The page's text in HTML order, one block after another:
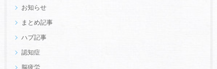
お知らせ
まとめ記事
ハブ記事
認知症
脳疲労